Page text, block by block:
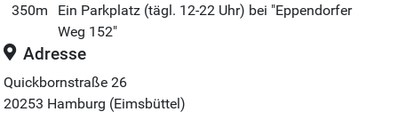
350m
Ein Parkplatz (tägl. 12-22 Uhr) bei "Eppendorfer
Weg 152"
Adresse
Quickbornstraße 26
20253 Hamburg (Eimsbüttel)